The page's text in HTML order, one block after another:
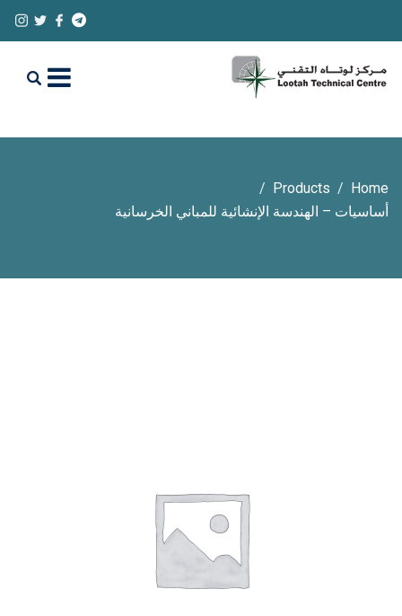
Home
Products
أساسيات – الهندسة الإنشائية للمباني الخرسانية